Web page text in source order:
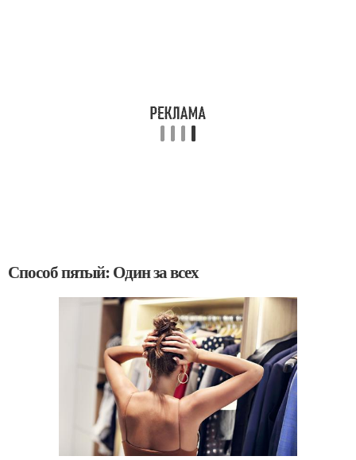
Способ пятый: Один за всех